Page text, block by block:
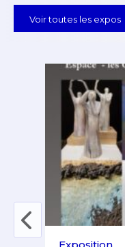
Voir toutes les expos